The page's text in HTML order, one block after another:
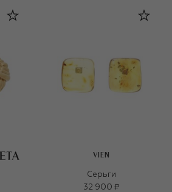
VIEN
Серьги
32 900 ₽